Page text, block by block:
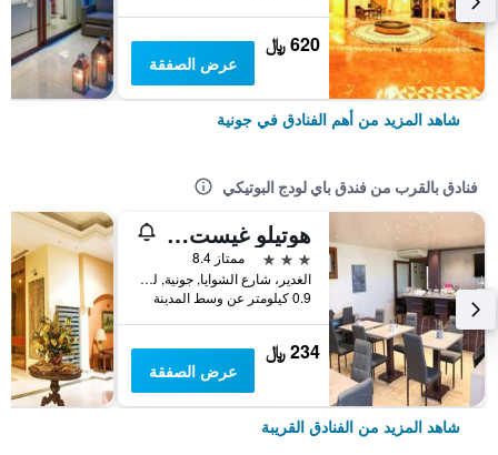
620 ﷼
عرض الصفقة
شاهد المزيد من أهم الفنادق في جونية
فنادق بالقرب من فندق باي لودج البوتيكي
هوتيلو غيست سويتس
3 نجوم
ممتاز 8.4
الغدير، شارع الشوايا, جونية, لبنان
0.9 كيلومتر عن وسط المدينة
234 ﷼
عرض الصفقة
شاهد المزيد من الفنادق القريبة